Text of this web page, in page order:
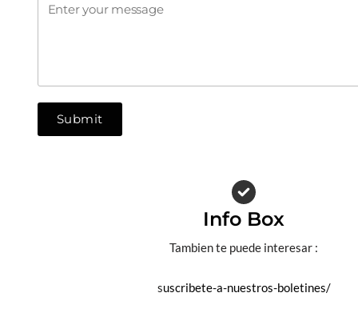
Submit
Info Box
Tambien te puede interesar :
suscribete-a-nuestros-boletines/